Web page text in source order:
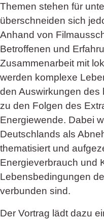
Themen stehen für
überschneiden sich
Anhand von
Betroffenen und
Zusammenarbeit mit
werden komplexe
den Auswirkungen des
zu den Folgen des
Energiewende. Dabei
Deutschlands als
thematisiert und
Energieverbrauch und
Lebensbedingungen
verbunden sind.
Der Vortrag lädt dazu